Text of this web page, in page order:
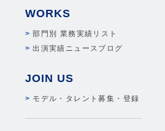
WORKS
部門別 業務実績リスト
出演実績ニュースブログ
JOIN US
モデル・タレント募集・登録